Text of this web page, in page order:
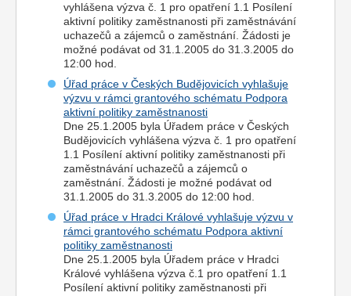
vyhlášena výzva č. 1 pro opatření 1.1 Posílení
aktivní politiky zaměstnanosti při zaměstnávání
uchazečů a zájemců o zaměstnání. Žádosti je
možné podávat od 31.1.2005 do 31.3.2005 do
12:00 hod.
Úřad práce v Českých Budějovicích vyhlašuje
výzvu v rámci grantového schématu Podpora
aktivní politiky zaměstnanosti
Dne 25.1.2005 byla Úřadem práce v Českých
Budějovicích vyhlášena výzva č. 1 pro opatření
1.1 Posílení aktivní politiky zaměstnanosti při
zaměstnávání uchazečů a zájemců o
zaměstnání. Žádosti je možné podávat od
31.1.2005 do 31.3.2005 do 12:00 hod.
Úřad práce v Hradci Králové vyhlašuje výzvu v
rámci grantového schématu Podpora aktivní
politiky zaměstnanosti
Dne 25.1.2005 byla Úřadem práce v Hradci
Králové vyhlášena výzva č.1 pro opatření 1.1
Posílení aktivní politiky zaměstnanosti při